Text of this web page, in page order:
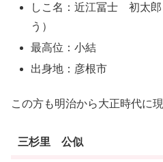
しこ名：近江冨士 初太
う）
最高位：小結
出身地：彦根市
この方も明治から大正時代に
三杉里 公似